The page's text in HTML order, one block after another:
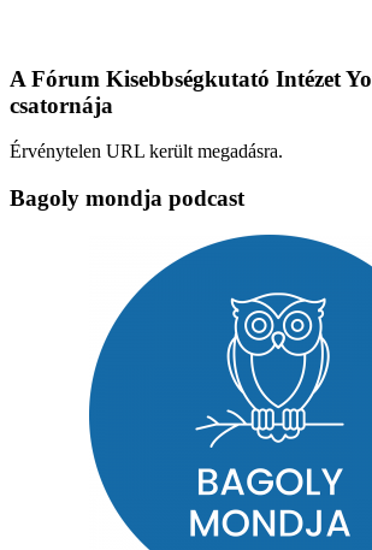
A Fórum Kisebbségkutató Intézet
csatornája
Érvénytelen URL került megadásra.
Bagoly mondja podcast